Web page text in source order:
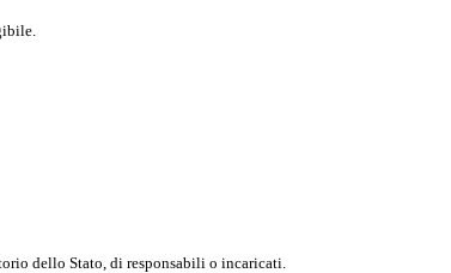
dello Stato, di responsabili o incaricati.